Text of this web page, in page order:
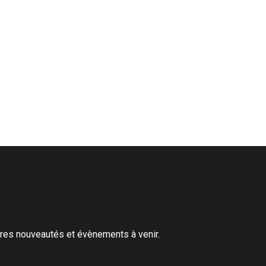
nouveautés et évènements à venir.